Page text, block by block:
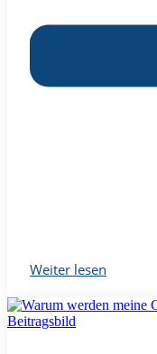
Weiter lesen